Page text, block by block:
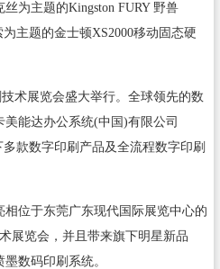
为主题的Kingston FURY 野兽
主题的金士顿XS2000移动固态硬
展览会盛大举行。全球领先的数
能达办公系统(中国)有限公司
款数字印刷产品及全流程数字印刷
位于东莞广东现代国际展览中心的
展览会，并且带来旗下明星新品
数码印刷系统。